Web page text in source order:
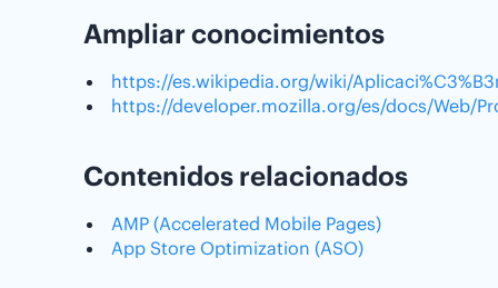
Ampliar conocimientos
https://es.wikipedia.org/wiki/
https://developer.mozilla.org/es/docs/Web/
Contenidos relacionados
AMP (Accelerated Mobile Pages)
App Store Optimization (ASO)